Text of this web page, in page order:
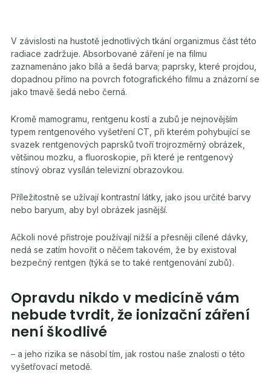
V závislosti na hustotě jednotlivých tkání organizmus část této
radiace zadržuje. Absorbované záření je na filmu
zaznamenáno jako bílá a šedá barva; paprsky, které projdou,
dopadnou přímo na povrch fotografického filmu a znázorní se
jako tmavě šedá nebo černá.
Kromě mamogramu, rentgenu kostí a zubů je nejnovějším
typem rentgenového vyšetření CT, při kterém pohybující se
svazek rentgenových paprsků tvoří trojrozměrný obrázek,
většinou mozku, a fluoroskopie, při které je rentgenový
stínový obraz vysílán televizní obrazovkou.
Příležitostně se užívají kontrastní látky, jako jsou určité barvy
nebo baryum, aby byl obrázek jasnější.
Ačkoli nové přistroje používají nižší a přesněji cílené dávky,
nedá se zatím hovořit o něčem takovém, že by existoval
bezpečný rentgen (týká se to také rentgenování zubů).
Opravdu nikdo v medicíně vám
nebude tvrdit, že ionizační záření
není škodlivé
– a jeho rizika se násobí tím, jak rostou naše znalosti o této
vyšetřovací metodě.